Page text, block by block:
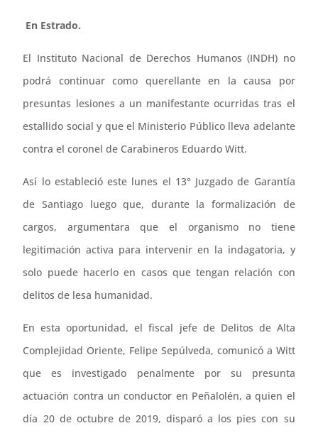
En Estrado.
El Instituto Nacional de Derechos Humanos (INDH) no
podrá continuar como querellante en la causa por
presuntas lesiones a un manifestante ocurridas tras el
estallido social y que el Ministerio Público lleva adelante
contra el coronel de Carabineros Eduardo Witt.
Así lo estableció este lunes el 13° Juzgado de Garantía
de Santiago luego que, durante la formalización de
cargos, argumentara que el organismo no tiene
legitimación activa para intervenir en la indagatoria, y
solo puede hacerlo en casos que tengan relación con
delitos de lesa humanidad.
En esta oportunidad, el fiscal jefe de Delitos de Alta
Complejidad Oriente, Felipe Sepúlveda, comunicó a Witt
que es investigado penalmente por su presunta
actuación contra un conductor en Peñalolén, a quien el
día 20 de octubre de 2019, disparó a los pies con su